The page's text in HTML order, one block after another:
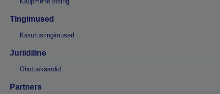
Tingimused
Kasutustingimused
Juriidiline
Ohutuskaardid
Partners